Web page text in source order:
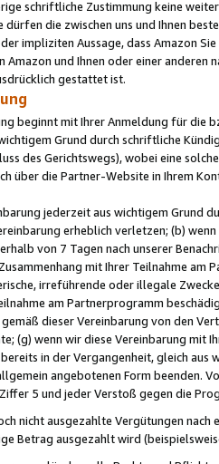
schriftliche Zustimmung keine
die zwischen uns und Ihnen
impliziten Aussage, dass Amazon
Amazon und Ihnen oder einer
gestattet ist.
beginnt mit Ihrer Anmeldung für die
Grund durch schriftliche
des Gerichtswegs), wobei eine
über die Partner-Website in Ihrem
jederzeit aus wichtigem Grund
erheblich verletzen; (b)
von 7 Tagen nach unserer
mit Ihrer Teilnahme am
irreführende oder illegale
am Partnerprogramm
dieser Vereinbarung von den
(g) wenn wir diese Vereinbarung mit
in der Vergangenheit, gleich
angebotenen Form beenden.
5 und jeder Verstoß gegen die
nicht ausgezahlte Vergütungen
Betrag ausgezahlt wird